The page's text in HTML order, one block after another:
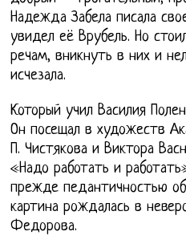
Надежда Забела писала
увидел её Врубель. Но
речам, вникнуть в них и
исчезала.
Который учил Василия
Он посещал в художеств
П. Чистякова и Виктора
«Надо работать и
прежде педантичностью
картина рождалась в
Федорова.